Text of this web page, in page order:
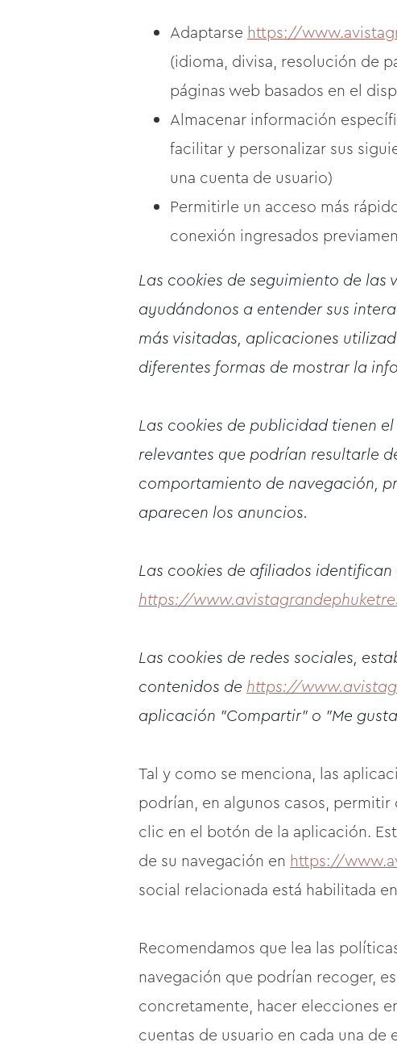
Adaptarse https://
(idioma, divisa, resolución de
páginas web basados en el
Almacenar información
facilitar y personalizar sus
una cuenta de usuario)
Permitirle un acceso más
conexión ingresados
Las cookies de seguimiento de
ayudándonos a entender sus
más visitadas, aplicaciones
diferentes formas de mostrar la
Las cookies de publicidad tienen
relevantes que podrían resultarle
comportamiento de navegación,
aparecen los anuncios.
Las cookies de afiliados
https://
Las cookies de redes sociales,
contenidos de https://
aplicación "Compartir" o "Me
Tal y como se menciona, las
podrían, en algunos casos,
clic en el botón de la aplicación.
de su navegación en https://
social relacionada está habilitada
Recomendamos que lea las
navegación que podrían recoger,
concretamente, hacer elecciones
cuentas de usuario en cada una de